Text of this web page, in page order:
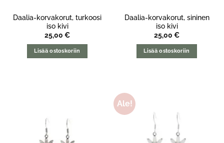
Daalia-korvakorut, turkoosi
iso kivi
25,00 €
Lisää ostoskoriin
Daalia-korvakorut, sininen
iso kivi
25,00 €
Lisää ostoskoriin
Ale!